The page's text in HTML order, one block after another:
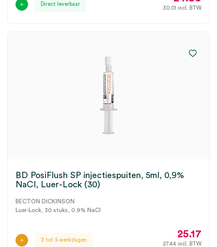
Direct leverbaar
30.01 incl. BTW
BD PosiFlush SP injectiespuiten, 5ml, 0,9%
NaCI, Luer-Lock (30)
BECTON DICKINSON
Luer-Lock, 30 stuks, 0.9% NaCl
3 tot 5 werkdagen
25.17
27.44 incl. BTW